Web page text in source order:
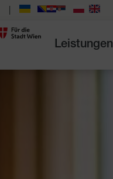
Leistungen